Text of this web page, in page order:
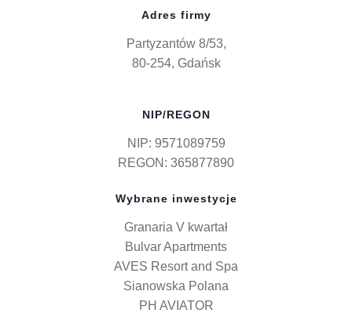
Adres firmy
Partyzantów 8/53,
80-254, Gdańsk
NIP/REGON
NIP: 9571089759
REGON: 365877890
Wybrane inwestycje
Granaria V kwartał
Bulvar Apartments
AVES Resort and Spa
Sianowska Polana
PH AVIATOR